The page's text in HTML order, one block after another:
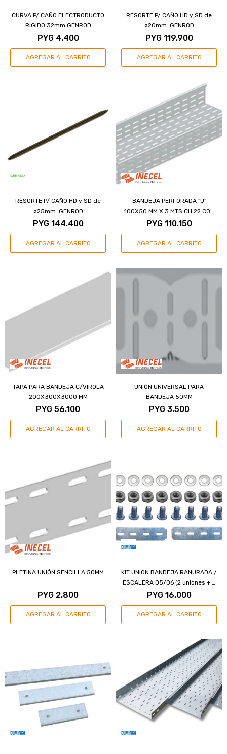
CURVA P/ CAÑO ELECTRODUCTO
RIGIDO 32mm GENROD
PYG 4.400
RESORTE P/ CAÑO HD y SD de
ø20mm. GENROD
PYG 119.900
RESORTE P/ CAÑO HD y SD de
ø25mm. GENROD
PYG 144.400
BANDEJA PERFORADA "U"
100X50 MM X 3 MTS CH.22 CON
VIROLA 180º REFORZADO
PYG 110.150
TAPA PARA BANDEJA C/VIROLA
200X300X3000 MM
PYG 56.100
UNIÓN UNIVERSAL PARA
BANDEJA 50MM
PYG 3.500
PLETINA UNIÓN SENCILLA 50MM
PYG 2.800
KIT UNION BANDEJA RANURADA /
ESCALERA 05/06 (2 uniones + 8
tornillos)
PYG 16.000